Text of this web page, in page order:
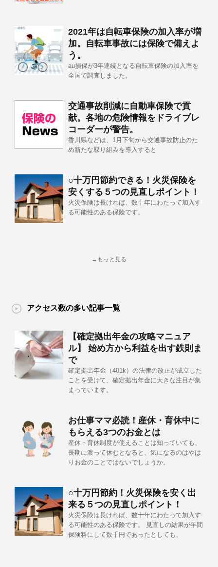
2021年は自転車保険の加入率が増
加。自転車事故には保険で備えよ
う。
au損保が3年連続となる自転車保険の加入率を
全国で調査しました。
交通事故削減に自動車保険で貢
献。各地の危険情報をドライブレ
コーダーが警告。
香川県などは、1月下旬から交通事故防止のた
め新たな取り組みを導入すると
○十万円節約できる！火災保険を
安くする５つの見直しポイント！
火災保険は長ければ、数十年にわたって加入す
る可能性のある保険です。
→もっと見る
アクセス数の多い記事一覧
【確定拠出年金の攻略マニュア
ル】 始め方から利益を出す鉄則ま
で
確定拠出年金（401k）の法律の改正が成立した
ことを受けて、確定拠出年金に大きな注目が集
まっています。
お仕事ママ必読！産休・育休中に
もらえる3つのお金とは
産休・育休制度が使えることは知っていても、
長期に渡って休むとなると、気になるのはやは
りお金のことではないでしょうか。
○十万円節約！火災保険を安く出
来る５つの見直しポイント！
火災保険は長ければ、数十年にわたって加入す
る可能性のある保険です。 見直しの結果が年間
保険料にして数千円であったとしても、